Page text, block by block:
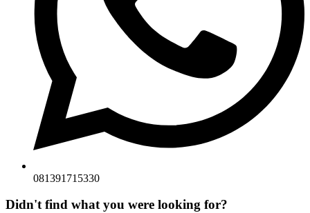
081391715330
Didn't find what you were looking for?